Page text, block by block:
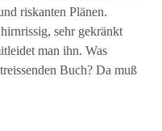
riskanten Plänen.
sehr gekränkt
man ihn. Was
Buch? Da muß